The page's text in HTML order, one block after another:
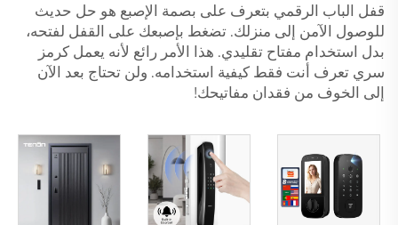
قفل الباب الرقمي بتعرف على بصمة الإصبع هو حل حديث
للوصول الآمن إلى منزلك. تضغط بإصبعك على القفل لفتحه،
بدل استخدام مفتاح تقليدي. هذا الأمر رائع لأنه يعمل كرمز
سري تعرف أنت فقط كيفية استخدامه. ولن تحتاج بعد الآن
إلى الخوف من فقدان مفاتيحك!